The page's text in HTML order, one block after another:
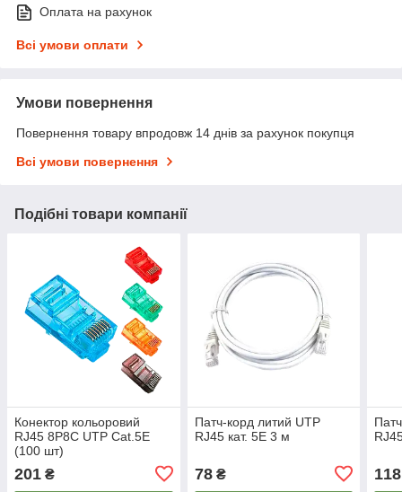
Оплата на рахунок
Всі умови оплати
Умови повернення
Повернення товару впродовж 14 днів за рахунок покупця
Всі умови повернення
Подібні товари компанії
Конектор кольоровий
RJ45 8P8C UTP Cat.5E
(100 шт)
201 ₴
Патч-корд литий UTP
RJ45 кат. 5Е 3 м
78₴ 118